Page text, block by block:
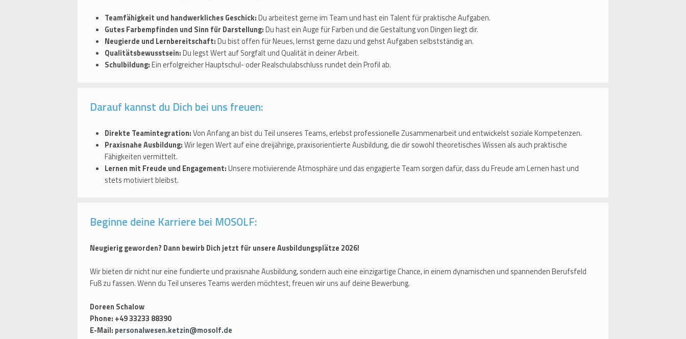
Teamfähigkeit und handwerkliches Geschick:Du arbeitest gerne im Team und hast ein Talent für praktische Aufgaben.
Gutes Farbempfinden und Sinn für Darstellung:Du hast ein Auge für Farben und die Gestaltung von Dingen liegt dir.
Neugierde und Lernbereitschaft:Du bist offen für Neues, lernst gerne dazu und gehst Aufgaben selbstständig an.
Qualitätsbewusstsein:Du legst Wert auf Sorgfalt und Qualität in deiner Arbeit.
Schulbildung:Ein erfolgreicher Hauptschul- oder Realschulabschluss rundet dein Profil ab.
Darauf kannst du Dich bei uns freuen:
Direkte Teamintegration:Von Anfang an bist du Teil unseres Teams, erlebst professionelle Zusammenarbeit und entwickelst soziale Kompetenzen.
Praxisnahe Ausbildung:Wir legen Wert auf eine dreijährige, praxisorientierte Ausbildung, die dir sowohl theoretisches Wissen als auch praktische
Fähigkeiten vermittelt.
Lernen mit Freude und Engagement:Unsere motivierende Atmosphäre und das engagierte Team sorgen dafür, dass du Freude am Lernen hast und
stets motiviert bleibst.
Beginne deine Karriere bei MOSOLF:
Neugierig geworden? Dann bewirb Dich jetzt für unsere Ausbildungsplätze 2026!
Wir bieten dir nicht nur eine fundierte und praxisnahe Ausbildung, sondern auch eine einzigartige Chance, in einem dynamischen und spannenden Berufsfeld
Fuß zu fassen. Wenn du Teil unseres Teams werden möchtest, freuen wir uns auf deine Bewerbung.
Doreen Schalow
Phone: +49 33233 88390
E-Mail: personalwesen.ketzin@mosolf.de